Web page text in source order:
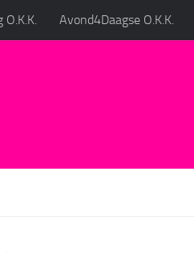
Avond4Daagse O.K.K.